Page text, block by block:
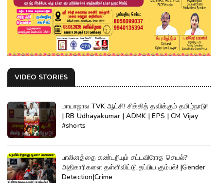
VIDEO STORIES
மாயாஜால TVK ஆட்சி! சிக்கித் தவிக்கும் தமிழ்நாடு!
| RB Udhayakumar | ADMK | EPS | CM Vijay
#shorts
பாலினத்தை கண்டறியும் சட்டவிரோத செயல்?
அதிகாரிகளை தள்ளிவிட்டு தப்பிய கும்பல்! |Gender
Detection|Crime